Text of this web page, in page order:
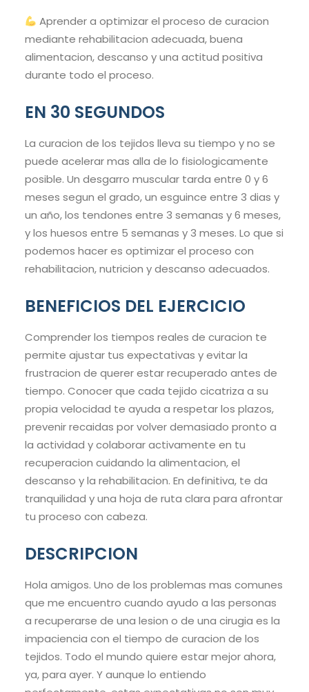
Aprender a optimizar el proceso de curacion
mediante rehabilitacion adecuada, buena
alimentacion, descanso y una actitud positiva
durante todo el proceso.
EN 30 SEGUNDOS
La curacion de los tejidos lleva su tiempo y no se
puede acelerar mas alla de lo fisiologicamente
posible. Un desgarro muscular tarda entre 0 y 6
meses segun el grado, un esguince entre 3 dias y
un año, los tendones entre 3 semanas y 6 meses,
y los huesos entre 5 semanas y 3 meses. Lo que si
podemos hacer es optimizar el proceso con
rehabilitacion, nutricion y descanso adecuados.
BENEFICIOS DEL EJERCICIO
Comprender los tiempos reales de curacion te
permite ajustar tus expectativas y evitar la
frustracion de querer estar recuperado antes de
tiempo. Conocer que cada tejido cicatriza a su
propia velocidad te ayuda a respetar los plazos,
prevenir recaidas por volver demasiado pronto a
la actividad y colaborar activamente en tu
recuperacion cuidando la alimentacion, el
descanso y la rehabilitacion. En definitiva, te da
tranquilidad y una hoja de ruta clara para afrontar
tu proceso con cabeza.
DESCRIPCION
Hola amigos. Uno de los problemas mas comunes
que me encuentro cuando ayudo a las personas
a recuperarse de una lesion o de una cirugia es la
impaciencia con el tiempo de curacion de los
tejidos. Todo el mundo quiere estar mejor ahora,
ya, para ayer. Y aunque lo entiendo